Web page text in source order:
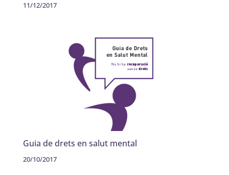
11/12/2017
Guia de drets en salut mental
20/10/2017